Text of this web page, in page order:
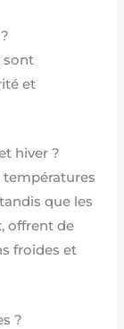
sont
et
hiver ?
températures
que les
offrent de
froides et
?